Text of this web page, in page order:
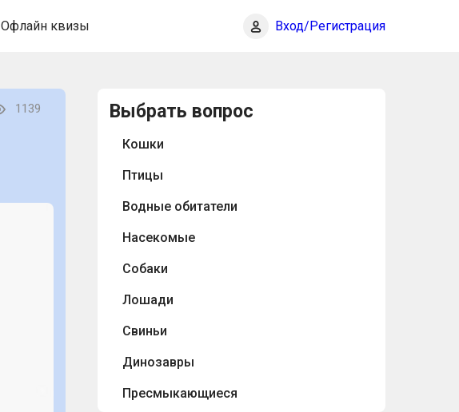
Офлайн квизы Вход/Регистрация
1139 Выбрать вопрос
Кошки
Птицы
Водные обитатели
Насекомые
Собаки
Лошади
Свиньи
Динозавры
Пресмыкающиеся